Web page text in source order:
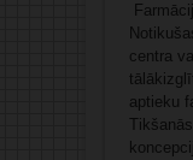
centra
aptieku